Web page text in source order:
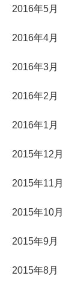
2016年5月
2016年4月
2016年3月
2016年2月
2016年1月
2015年12月
2015年11月
2015年10月
2015年9月
2015年8月